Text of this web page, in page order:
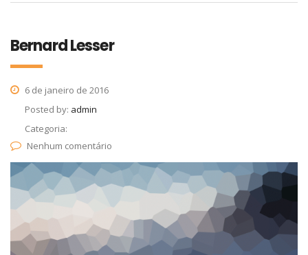
Bernard Lesser
6 de janeiro de 2016
Posted by: admin
Categoria:
Nenhum comentário